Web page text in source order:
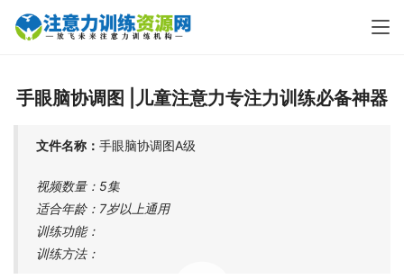
手眼脑协调图 |儿童注意力专注力训练必备神器
文件名称： 手眼脑协调图A级
视频数量：5集
适合年龄：7岁以上通用
训练功能：
训练方法：